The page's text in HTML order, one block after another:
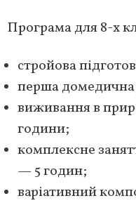
Програма для 8-х
стройова
перша
виживання в
години;
комплексне
— 5 годин;
варіативний